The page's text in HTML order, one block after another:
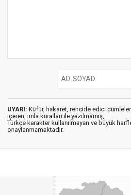
UYARI: Küfür, hakaret, rencide edici cümleler
içeren, imla kuralları ile yazılmamış,
Türkçe karakter kullanılmayan ve büyük
onaylanmamaktadır.